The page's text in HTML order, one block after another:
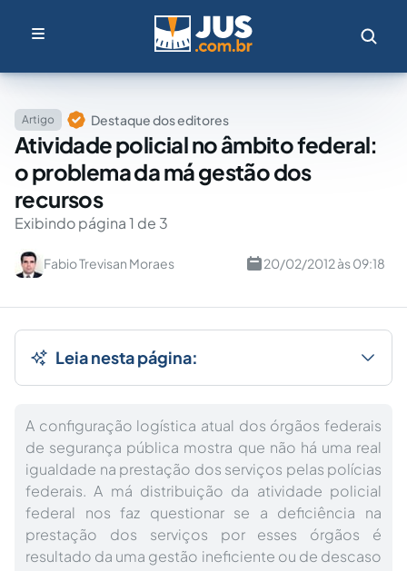
Artigo Destaque dos editores
Atividade policial no âmbito federal:
o problema da má gestão dos
recursos
Exibindo página 1 de 3
Fabio Trevisan Moraes 20/02/2012 às 09:18
Leia nesta página:
A configuração logística atual dos órgãos federais
de segurança pública mostra que não há uma real
igualdade na prestação dos serviços pelas polícias
federais. A má distribuição da atividade policial
federal nos faz questionar se a deficiência na
prestação dos serviços por esses órgãos é
resultado da uma gestão ineficiente ou de descaso